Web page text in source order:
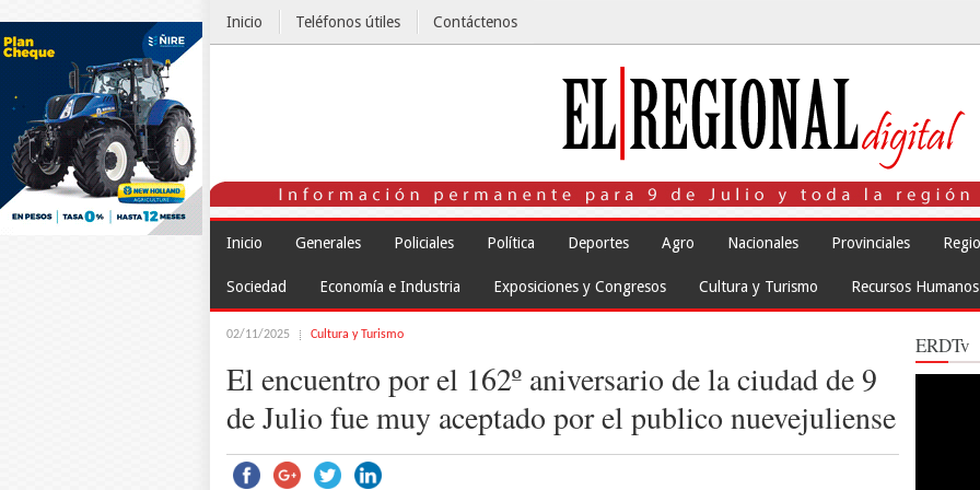
Inicio Teléfonos útiles Contáctenos
Inicio Generales Policiales Política Deportes Agro Nacionales Provinciales
Sociedad Economía e Industria Exposiciones y Congresos Cultura y Turismo Recursos Humanos
02/11/2025 Cultura y Turismo
El encuentro por el 162º aniversario de la ciudad de 9
de Julio fue muy aceptado por el publico nuevejuliense
ERDTv